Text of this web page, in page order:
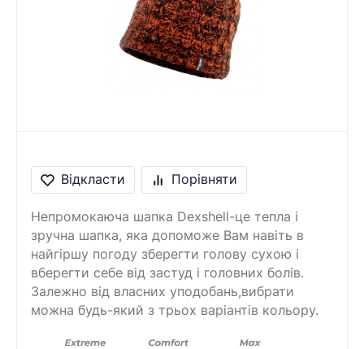
Відкласти Порівняти
Непромокаюча шапка Dexshell-це тепла і
зручна шапка, яка допоможе Вам навіть в
найгіршу погоду зберегти голову сухою і
вберегти себе від застуд і головних болів.
Залежно від власних уподобань,вибрати
можна будь-який з трьох варіантів кольору.